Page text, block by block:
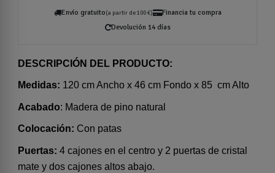
Envío gratuito(a partir de 100 €)
Financia tu compra
Devolución 14 días
DESCRIPCIÓN DEL PRODUCTO:
Medidas: 120 cm Ancho x 46 cm Fondo x 85 cm Alto
Acabado: Madera de pino natural
Colocación: Con patas
Puertas: 4 cajones en el centro y 2 puertas de cristal
mate y dos cajones altos abajo.